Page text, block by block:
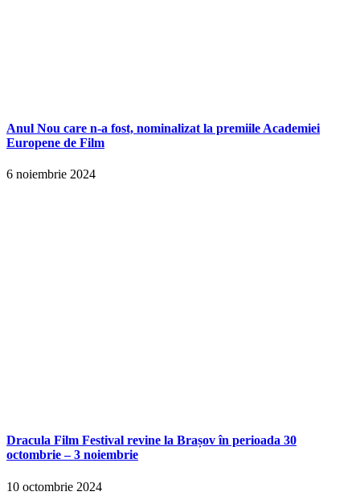
Anul Nou care n-a fost, nominalizat la premiile Academiei
Europene de Film
6 noiembrie 2024
Dracula Film Festival revine la Brașov în perioada 30
octombrie – 3 noiembrie
10 octombrie 2024